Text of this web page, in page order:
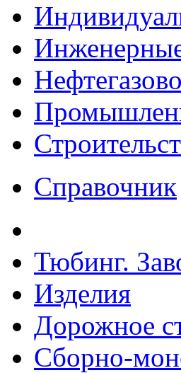
Справочник
Тюбинг.
Изделия
Дорожное
Сборно-